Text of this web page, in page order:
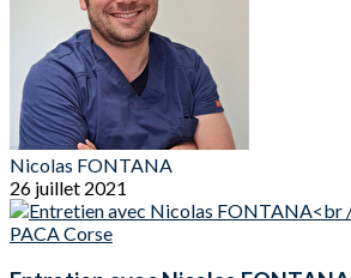
Nicolas FONTANA
26 juillet 2021